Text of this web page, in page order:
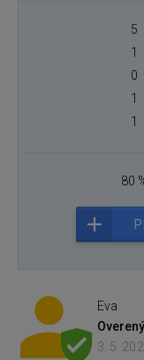
5
1
0
1
1
80
Eva
Overený
3. 5.